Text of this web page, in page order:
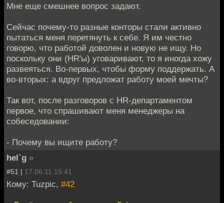
Мне еще смешнее вопрос задают.
Сейчас почему-то разные конторы стали активно
пытаться меня перетянуть к себе. Я им честно
говорю, что работой доволен и новую не ищу. Но
поскольку они (HR'ы) уговаривают, то я иногда хожу
развеяться. Во-первых, чтобы форму поддержать. А
во-вторых: а вдруг предложат работу моей мечты?
Так вот, после разговоров с HR-департаментом
первое, что спрашивают меня менеджеры на
собеседовании:
- Почему вы ищите работу?
hel`g »
#51 | 17.06.11 15:41
Кому: Tuzpic, #42